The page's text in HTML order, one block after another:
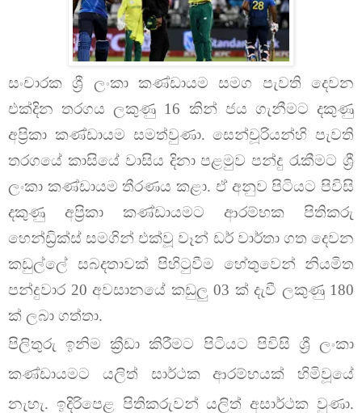
සංචාරක ශ්‍රී ලංකා කණ්ඩායම සමග පැවති දෙවන
එක්දින තරගය ලකුණු 16 කින් ජය ගැනීමට දකුණු
අප්‍රිකා කණ්ඩායම සමත්වුණා. සෙන්චූරියන්හි පැවති
තරගයේ කාසියේ වාසිය දිනා පළමුව පන්දු රැකීමට ශ්‍රී
ලංකා කණ්ඩායම තීරණය කළා. ඒ අනුව පිටියට පිවිසි
දකුණු අප්‍රිකා කණ්ඩායමට ආරම්භක පිතිකරු
හෙන්ඩ්‍රික්ස් සමගින් එක්වූ වෑන් ඩර් වාර්තා ගත දෙවන
කඩුල්ලේ සබදතාවක් පිහිටුවීම හේතුවෙන් නියමිත
පන්දුවාර 20 අවසානයේ කඩුලු 03 ක් දැවී ලකුණු 180
ක් ලබා ගත්තා.
පිලිතුරු ඉනිම ක්‍රීඩා කිරීමට පිටියට පිවිසි ශ්‍රී ලංකා
කණ්ඩායමට යලිත් සාර්ථක ආරම්භයක් හිමිවූයේ
නැහැ. ඉදිරිපෙළ පිතිකරුවන් යලිත් අසාර්ථක වුණා.